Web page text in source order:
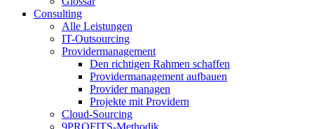
Consulting
Alle Leistungen
IT-Outsourcing
Providermanagement
Den richtigen Rahmen schaffen
Providermanagement aufbauen
Provider managen
Projekte mit Providern
Cloud-Sourcing
9PROFITS-Methodik